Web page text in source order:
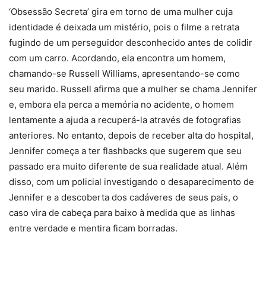
‘Obsessão Secreta’ gira em torno de uma mulher cuja
identidade é deixada um mistério, pois o filme a retrata
fugindo de um perseguidor desconhecido antes de colidir
com um carro. Acordando, ela encontra um homem,
chamando-se Russell Williams, apresentando-se como
seu marido. Russell afirma que a mulher se chama Jennifer
e, embora ela perca a memória no acidente, o homem
lentamente a ajuda a recuperá-la através de fotografias
anteriores. No entanto, depois de receber alta do hospital,
Jennifer começa a ter flashbacks que sugerem que seu
passado era muito diferente de sua realidade atual. Além
disso, com um policial investigando o desaparecimento de
Jennifer e a descoberta dos cadáveres de seus pais, o
caso vira de cabeça para baixo à medida que as linhas
entre verdade e mentira ficam borradas.